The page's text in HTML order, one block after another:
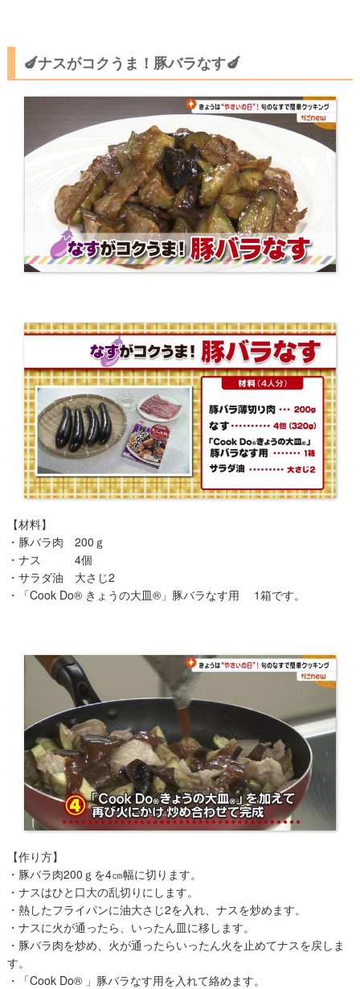
🍆ナスがコクうま！豚バラなす🍆
​【材料】
・豚バラ肉 200ｇ
・ナス 4個
・サラダ油 大さじ2
・「Cook Do® きょうの大皿®」豚バラなす用 1箱です。
​【作り方】
・豚バラ肉200ｇを4㎝幅に切ります。
・ナスはひと口大の乱切りにします。
・熱したフライパンに油大さじ2を入れ、ナスを炒めます。
・ナスに火が通ったら、いったん皿に移します。
・豚バラ肉を炒め、火が通ったらいったん火を止めてナスを戻しま
す。
・「Cook Do® 」豚バラなす用を入れて絡めます。